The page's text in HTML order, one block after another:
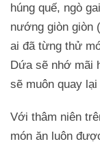
húng quế, ngò
nướng giòn giòn
ai đã từng thử
Dứa sẽ nhớ mãi
sẽ muôn quay
Với thâm niên
món ăn luôn